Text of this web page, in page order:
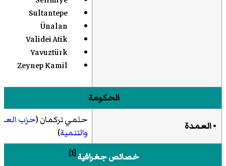
Sultantepe
Ünalan
Validei Atik
Yavuztürk
Zeynep Kamil
الحكومة
• العمدة حلمي تركمان (حزب
والتنمية)
خصائص جغرافية[1]